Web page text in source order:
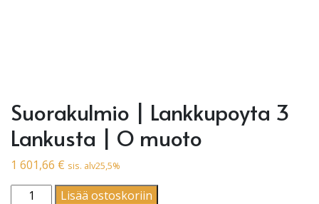
Suorakulmio | Lankkupoyta 3
Lankusta | O muoto
1 601,66 € sis. alv25,5%
Suorakulmio | Lankkupoyta 3 Lankusta | O muoto määrä
Lisää ostoskoriin